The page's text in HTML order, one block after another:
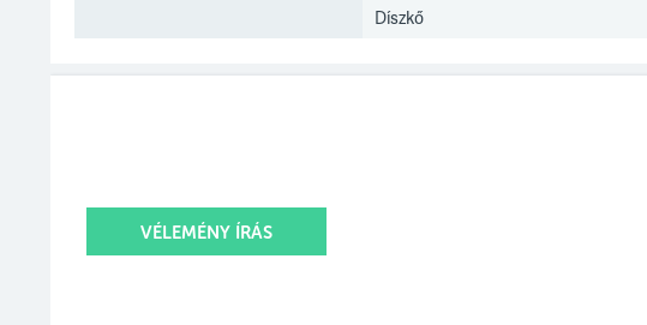
Díszkő
VÉLEMÉNY ÍRÁS